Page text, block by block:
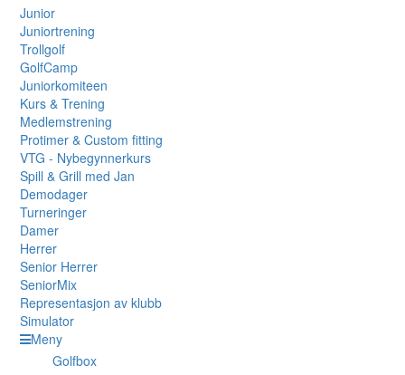
Junior
Juniortrening
Trollgolf
GolfCamp
Juniorkomiteen
Kurs & Trening
Medlemstrening
Protimer & Custom fitting
VTG - Nybegynnerkurs
Spill & Grill med Jan
Demodager
Turneringer
Damer
Herrer
Senior Herrer
SeniorMix
Representasjon av klubb
Simulator
Meny
Golfbox